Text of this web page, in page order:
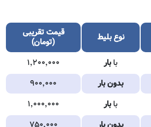
نوع بلیط
قیمت تقریبی
(تومان)
با بار
۱٬۲۰۰٬۰۰۰
بدون بار
۹۰۰٬۰۰۰
با بار
۱٬۰۰۰٬۰۰۰